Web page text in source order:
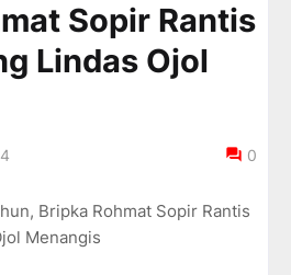
Sopir Rantis
Lindas Ojol
0
Bripka Rohmat Sopir Rantis
Menangis